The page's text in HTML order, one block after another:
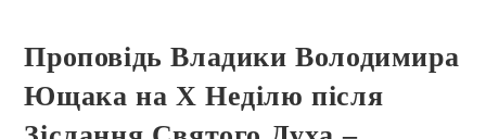
Проповідь Владики Володимира
Ющака на Х Неділю після